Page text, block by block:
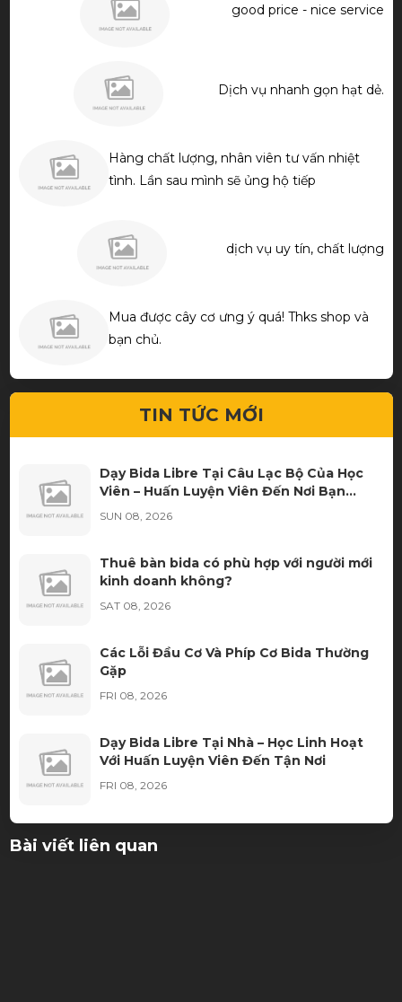
good price - nice service
Dịch vụ nhanh gọn hạt dẻ.
Hàng chất lượng, nhân viên tư vấn nhiệt
tình. Lần sau mình sẽ ủng hộ tiếp
dịch vụ uy tín, chất lượng
Mua được cây cơ ưng ý quá! Thks shop và
bạn chủ.
TIN TỨC MỚI
Dạy Bida Libre Tại Câu Lạc Bộ Của Học
Viên – Huấn Luyện Viên Đến Nơi Bạn
Luyện Tập
SUN 08, 2026
Thuê bàn bida có phù hợp với người mới
kinh doanh không?
SAT 08, 2026
Các Lỗi Đầu Cơ Và Phíp Cơ Bida Thường
Gặp
FRI 08, 2026
Dạy Bida Libre Tại Nhà – Học Linh Hoạt
Với Huấn Luyện Viên Đến Tận Nơi
FRI 08, 2026
Ưa Chuộng Nhất?
Bài viết liên quan